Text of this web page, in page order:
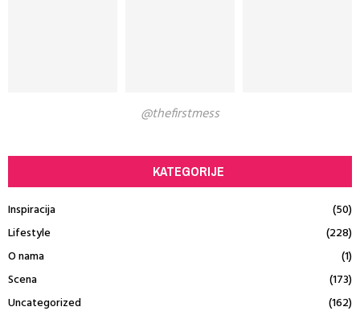
@thefirstmess
KATEGORIJE
Inspiracija
(50)
Lifestyle
(228)
O nama
(1)
Scena
(173)
Uncategorized
(162)